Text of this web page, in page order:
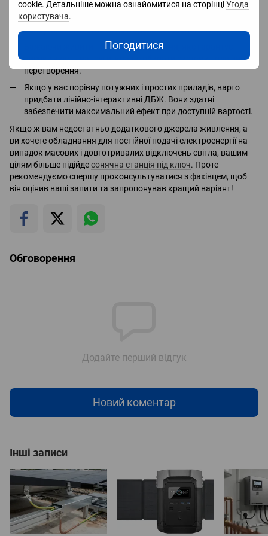
cookie. Детальніше можна ознайомитися на сторінціУгода
користувача.
Погодитися
Якщо ціль - захистити малопотужні прилади від стрибків
напруги, робіть ставки на модель резервного типу.
Бажаючи живити потужне обладнання, яке гарантує
високу якість напруги, краще обирати систему подвійного
перетворення.
Якщо у вас порівну потужних і простих приладів, варто
придбати лінійно-інтерактивні ДБЖ. Вони здатні
забезпечити максимальний ефект при доступній вартості.
Якщо ж вам недостатньо додаткового джерела живлення, а
ви хочете обладнання для постійної подачі електроенергії на
випадок масових і довготривалих відключень світла, вашим
цілям більше підійдесонячна станція під ключ. Проте
рекомендуємо спершу проконсультуватися з фахівцем, щоб
він оцінив ваші запити та запропонував кращий варіант!
Обговорення
Додайте перший відгук
Новий коментар
Інші записи